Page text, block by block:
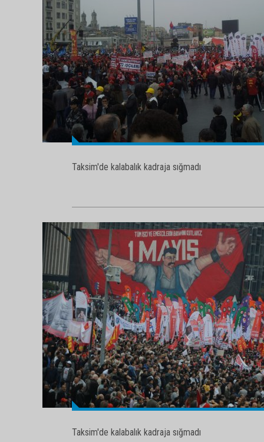
Taksim'de kalabalık kadraja sığmadı
Taksim'de kalabalık kadraja sığmadı